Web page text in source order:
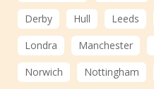
Derby
Hull Leeds
Londra
Manchester
Norwich
Nottingham